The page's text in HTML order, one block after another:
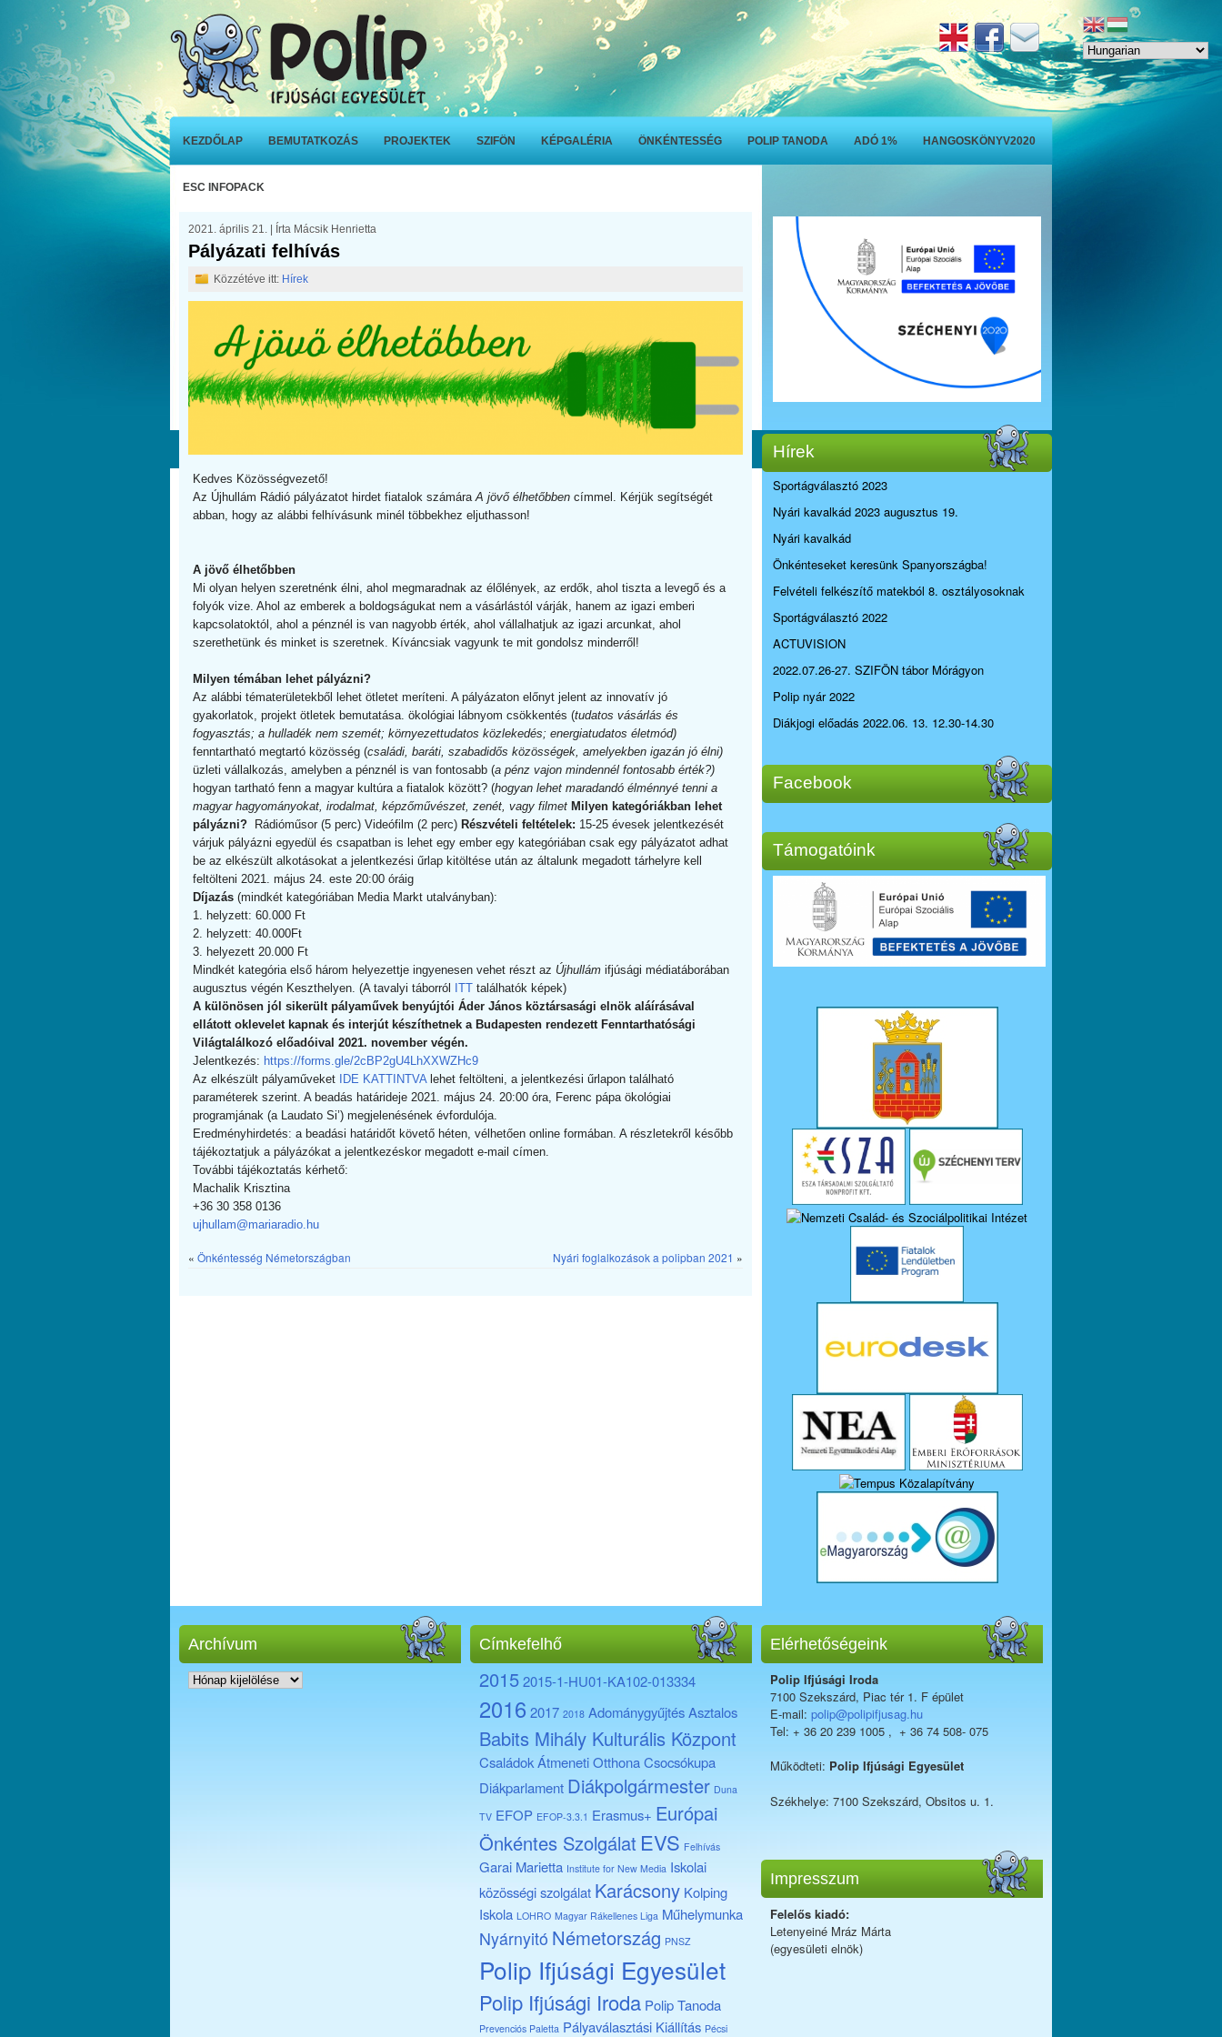
KEZDŐLAP BEMUTATKOZÁS PROJEKTEK SZIFÖN KÉPGALÉRIA ÖNKÉNTESSÉG POLIP TANODA ADÓ 1% HANGOSKÖNYV2020
ESC INFOPACK
2021. április 21. | Írta Mácsik Henrietta
Pályázati felhívás
Közzétéve itt: Hírek
Kedves Közösségvezető!
Az Újhullám Rádió pályázatot hirdet fiatalok számára A jövő élhetőbben címmel. Kérjük segítségét
abban, hogy az alábbi felhívásunk minél többekhez eljuthasson!
A jövő élhetőbben
Mi olyan helyen szeretnénk élni, ahol megmaradnak az élőlények, az erdők, ahol tiszta a levegő és a
folyók vize. Ahol az emberek a boldogságukat nem a vásárlástól várják, hanem az igazi emberi
kapcsolatoktól, ahol a pénznél is van nagyobb érték, ahol vállalhatjuk az igazi arcunkat, ahol
szerethetünk és minket is szeretnek. Kíváncsiak vagyunk te mit gondolsz minderről!
Milyen témában lehet pályázni?
Az alábbi tématerületekből lehet ötletet meríteni. A pályázaton előnyt jelent az innovatív jó
gyakorlatok, projekt ötletek bemutatása. ökológiai lábnyom csökkentés (tudatos vásárlás és
fogyasztás; a hulladék nem szemét; környezettudatos közlekedés; energiatudatos életmód)
fenntartható megtartó közösség (családi, baráti, szabadidős közösségek, amelyekben igazán jó élni)
üzleti vállalkozás, amelyben a pénznél is van fontosabb (a pénz vajon mindennél fontosabb érték?)
hogyan tartható fenn a magyar kultúra a fiatalok között? (hogyan lehet maradandó élménnyé tenni a
magyar hagyományokat, irodalmat, képzőművészet, zenét, vagy filmet Milyen kategóriákban lehet
pályázni? Rádióműsor (5 perc) Videófilm (2 perc) Részvételi feltételek: 15-25 évesek jelentkezését
várjuk pályázni egyedül és csapatban is lehet egy ember egy kategóriában csak egy pályázatot adhat
be az elkészült alkotásokat a jelentkezési űrlap kitöltése után az általunk megadott tárhelyre kell
feltölteni 2021. május 24. este 20:00 óráig
Díjazás (mindkét kategóriában Media Markt utalványban):
1. helyzett: 60.000 Ft
2. helyzett: 40.000Ft
3. helyezett 20.000 Ft
Mindkét kategória első három helyezettje ingyenesen vehet részt az Újhullám ifjúsági médiatáborában
augusztus végén Keszthelyen. (A tavalyi táborról ITT találhatók képek)
A különösen jól sikerült pályaművek benyújtói Áder János köztársasági elnök aláírásával
ellátott oklevelet kapnak és interjút készíthetnek a Budapesten rendezett Fenntarthatósági
Világtalálkozó előadóival 2021. november végén.
Jelentkezés: https://forms.gle/2cBP2gU4LhXXWZHc9
Az elkészült pályaműveket IDE KATTINTVA lehet feltölteni, a jelentkezési űrlapon található
paraméterek szerint. A beadás határideje 2021. május 24. 20:00 óra, Ferenc pápa ökológiai
programjának (a Laudato Si’) megjelenésének évfordulója.
Eredményhirdetés: a beadási határidőt követő héten, vélhetően online formában. A részletekről később
tájékoztatjuk a pályázókat a jelentkezéskor megadott e-mail címen.
További tájékoztatás kérhető:
Machalik Krisztina
+36 30 358 0136
ujhullam@mariaradio.hu
« Önkéntesség Németországban Nyári foglalkozások a polipban 2021 »
Hírek
Sportágválasztó 2023
Nyári kavalkád 2023 augusztus 19.
Nyári kavalkád
Önkénteseket keresünk Spanyországba!
Felvételi felkészítő matekból 8. osztályosoknak
Sportágválasztó 2022
ACTUVISION
2022.07.26-27. SZIFÖN tábor Mórágyon
Polip nyár 2022
Diákjogi előadás 2022.06. 13. 12.30-14.30
Facebook
Támogatóink
Archívum
Archívum
Címkefelhő
20152015-1-HU01-KA102-013334
2016 2017 2018 AdománygyűjtésAsztalos
Babits Mihály Kulturális Központ
Családok Átmeneti OtthonaCsocsókupa
Diákparlament Diákpolgármester Duna
TV EFOP EFOP-3.3.1 Erasmus+ Európai
Önkéntes Szolgálat EVS Felhívás
Garai Marietta Institute for New Media Iskolai
közösségi szolgálat Karácsony Kolping
Iskola LOHRO Magyar Rákellenes Liga Műhelymunka
Nyárnyitó Németország PNSZ
Polip Ifjúsági Egyesület
Polip Ifjúsági Iroda Polip Tanoda
Prevenciós Paletta Pályaválasztási Kiállítás Pécsi
Elérhetőségeink
Polip Ifjúsági Iroda
7100 Szekszárd, Piac tér 1. F épület
E-mail: polip@polipifjusag.hu
Tel: + 36 20 239 1005 , + 36 74 508- 075
Működteti: Polip Ifjúsági Egyesület
Székhelye: 7100 Szekszárd, Obsitos u. 1.
Impresszum
Felelős kiadó:
Letenyeiné Mráz Márta
(egyesületi elnök)